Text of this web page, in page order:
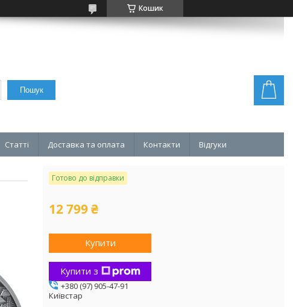
Кошик
Пошук
Статті Доставка та оплата Контакти Відгуки
Готово до відправки
12 799 ₴
Купити
Купити з
+380 (97) 905-47-91
Київстар